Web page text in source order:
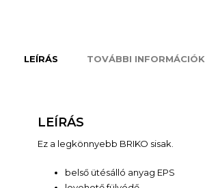
LEÍRÁS TOVÁBBI INFORMÁCIÓK
LEÍRÁS
Ez a legkönnyebb BRIKO sisak.
belső ütésálló anyag EPS